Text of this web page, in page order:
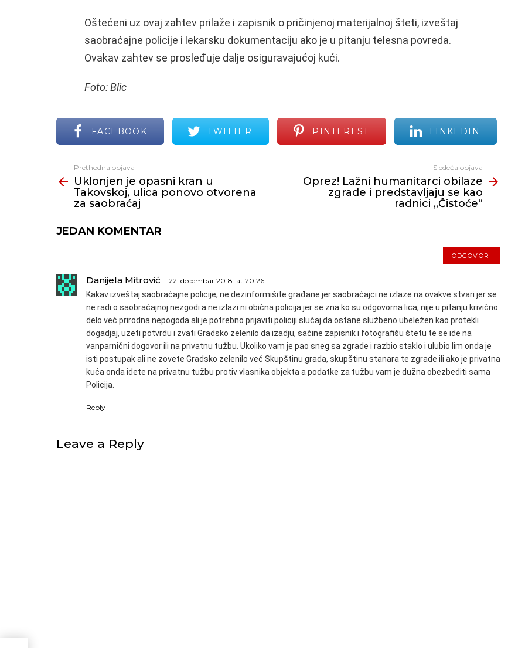
Oštećeni uz ovaj zahtev prilaže i zapisnik o pričinjenoj materijalnoj šteti, izveštaj
saobraćajne policije i lekarsku dokumentaciju ako je u pitanju telesna povreda.
Ovakav zahtev se prosleđuje dalje osiguravajućoj kući.
Foto: Blic
FACEBOOK TWITTER PINTEREST LINKEDIN
još
Prethodna objava
Uklonjen je opasni kran u
Takovskoj, ulica ponovo otvorena
za saobraćaj
Sledeća objava
Oprez! Lažni humanitarci obilaze
zgrade i predstavljaju se kao
radnici „Čistoće“
JEDAN KOMENTAR
ODGOVORI
Danijela Mitrović 22. decembar 2018. at 20:26
Kakav izveštaj saobraćajne policije, ne dezinformišite građane jer saobraćajci ne izlaze na ovakve stvari jer se
ne radi o saobraćajnoj nezgodi a ne izlazi ni obična policija jer se zna ko su odgovorna lica, nije u pitanju krivično
delo već prirodna nepogoda ali je potrebno prijaviti policiji slučaj da ostane službeno ubeležen kao protekli
dogadjaj, uzeti potvrdu i zvati Gradsko zelenilo da izadju, sačine zapisnik i fotografišu štetu te se ide na
vanparnični dogovor ili na privatnu tužbu. Ukoliko vam je pao sneg sa zgrade i razbio staklo i ulubio lim onda je
isti postupak ali ne zovete Gradsko zelenilo već Skupštinu grada, skupštinu stanara te zgrade ili ako je privatna
kuća onda idete na privatnu tužbu protiv vlasnika objekta a podatke za tužbu vam je dužna obezbediti sama
Policija.
Reply
Leave a Reply